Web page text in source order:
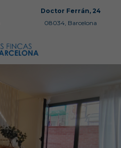
Doctor Ferrán, 24
08034, Barcelona